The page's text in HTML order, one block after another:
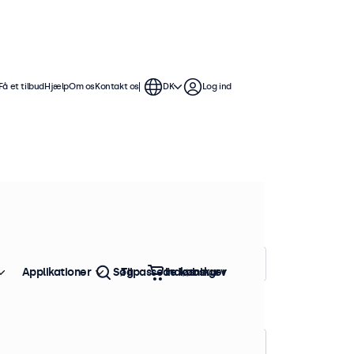
Vægbeslag, kabler,
Sorter efter:
et tilbudHjælpOm osKontakt os DK Log ind
Applikationer Tilpassede løsninger
Søg Indkøbskurv